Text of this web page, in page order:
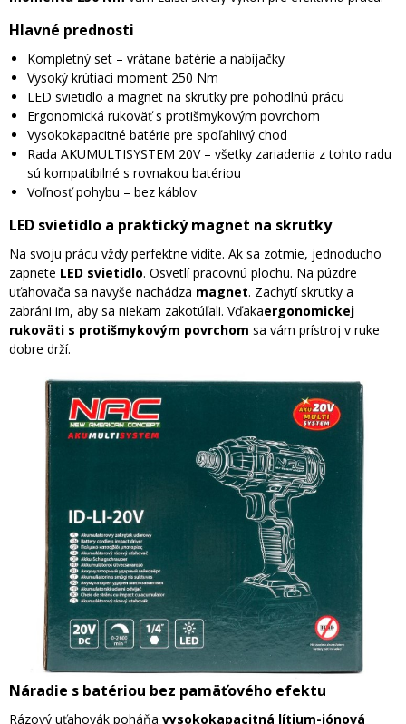
Hlavné prednosti
Kompletný set – vrátane batérie a nabíjačky
Vysoký krútiaci moment 250 Nm
LED svietidlo a magnet na skrutky pre pohodlnú prácu
Ergonomická rukoväť s protišmykovým povrchom
Vysokokapacitné batérie pre spoľahlivý chod
Rada AKUMULTISYSTEM 20V – všetky zariadenia z tohto radu
sú kompatibilné s rovnakou batériou
Voľnosť pohybu – bez káblov
LED svietidlo a praktický magnet na skrutky
Na svoju prácu vždy perfektne vidíte. Ak sa zotmie, jednoducho
zapnete LED svietidlo. Osvetlí pracovnú plochu. Na púzdre
uťahovača sa navyše nachádza magnet. Zachytí skrutky a
zabráni im, aby sa niekam zakotúľali. Vďakaergonomickej
rukoväti s protišmykovým povrchom sa vám prístroj v ruke
dobre drží.
Náradie s batériou bez pamäťového efektu
Rázový uťahovák poháňa vysokokapacitná lítium-iónová